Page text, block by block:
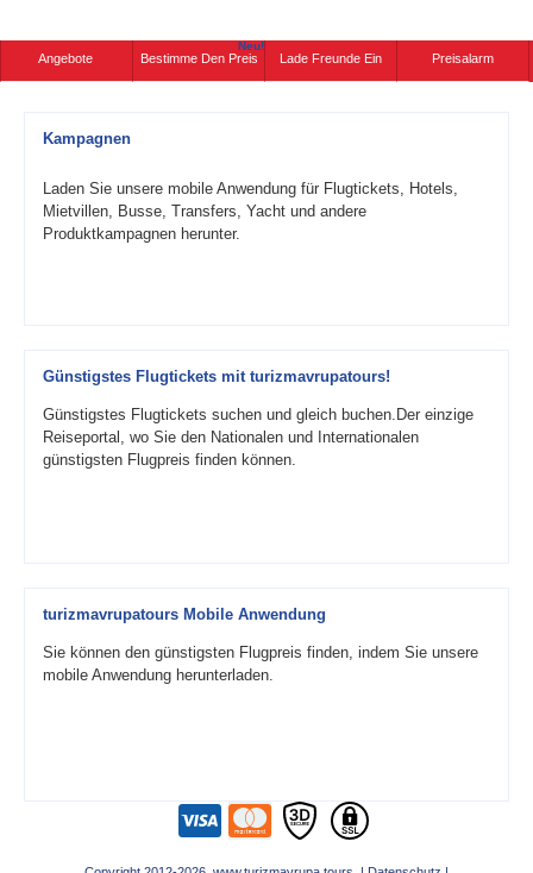
Angebote Bestimme Den Preis
Neu!
Lade Freunde Ein Preisalarm
Kampagnen
Laden Sie unsere mobile Anwendung für Flugtickets, Hotels,
Mietvillen, Busse, Transfers, Yacht und andere
Produktkampagnen herunter.
Günstigstes Flugtickets mit turizmavrupatours!
Günstigstes Flugtickets suchen und gleich buchen.Der einzige
Reiseportal, wo Sie den Nationalen und Internationalen
günstigsten Flugpreis finden können.
turizmavrupatours Mobile Anwendung
Sie können den günstigsten Flugpreis finden, indem Sie unsere
mobile Anwendung herunterladen.